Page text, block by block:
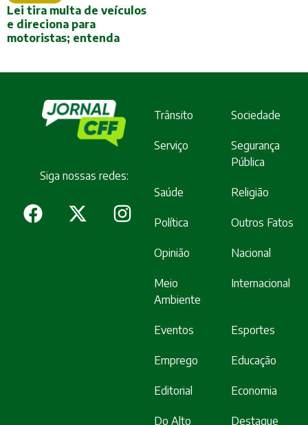
Lei tira multa de veículos
e direciona para
motoristas; entenda
Siga nossas redes:
Trânsito Sociedade
Serviço
Segurança
Pública
Saúde Religião
Política Outros Fatos
Opinião Nacional
Meio
Ambiente
Internacional
Eventos Esportes
Emprego Educação
Editorial Economia
Do Alto Destaque